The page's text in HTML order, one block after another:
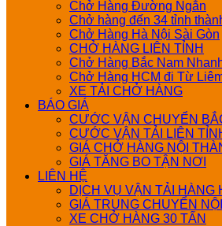
Chở Hàng Đường Ngắn
Chở hàng đến 34 tỉnh
Chở Hàng Hà Nội Sài Gòn
CHỞ HÀNG LIÊN TỈNH
Chở Hàng Bắc Nam
Chở Hàng HCM đi Từ
XE TẢI CHỞ HÀNG
BÁO GIÁ
CƯỚC VẬN CHUYỂN
CƯỚC VẬN TẢI LIÊN
GIÁ CHỞ HÀNG NỘI
GIÁ TĂNG BO TẬN NƠI
LIÊN HỆ
DỊCH VỤ VẬN TẢI HÀNG
GIÁ TRUNG CHUYỂN
XE CHỞ HÀNG 30 TẤN